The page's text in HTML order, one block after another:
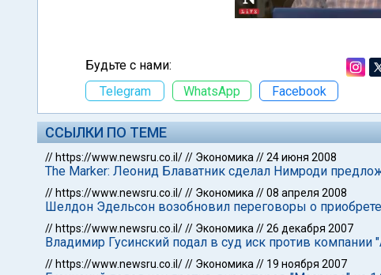
Будьте с нами:
Telegram
WhatsApp Facebook
ССЫЛКИ ПО ТЕМЕ
// https://www.newsru.co.il/// Экономика //24 июня 2008
The Marker: Леонид Блаватник сделал Нимроди
// https://www.newsru.co.il/// Экономика //08 апреля 2008
Шелдон Эдельсон возобновил переговоры о
// https://www.newsru.co.il/// Экономика //26 декабря 2007
Владимир Гусинский подал в суд иск против
// https://www.newsru.co.il/// Экономика // 19 ноября 2007